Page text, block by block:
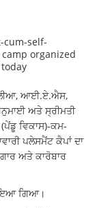
ਆਈ.ਏ.ਐਸ,
ਅਤੇ ਸ੍ਰੀਮਤੀ
ਵਿਕਾਸ)-ਕਮ-
ਪਲੇਸਮੈਂਟ ਕੈਪਾਂ ਦਾ
ਅਤੇ ਕਾਰੋਬਾਰ
ਗਿਆ।